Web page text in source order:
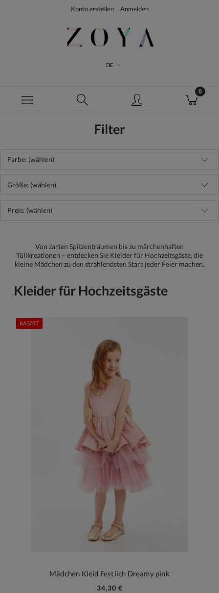
Konto erstellen Anmelden
DE
Filter
Farbe: (wählen)
Größe: (wählen)
Preis: (wählen)
Von zarten Spitzenträumen bis zu märchenhaften
Tüllkreationen – entdecken Sie Kleider für Hochzeitsgäste, die
kleine Mädchen zu den strahlendsten Stars jeder Feier machen.
Kleider für Hochzeitsgäste
Mädchen Kleid Festlich Dreamy pink
34,30 €
RABATT